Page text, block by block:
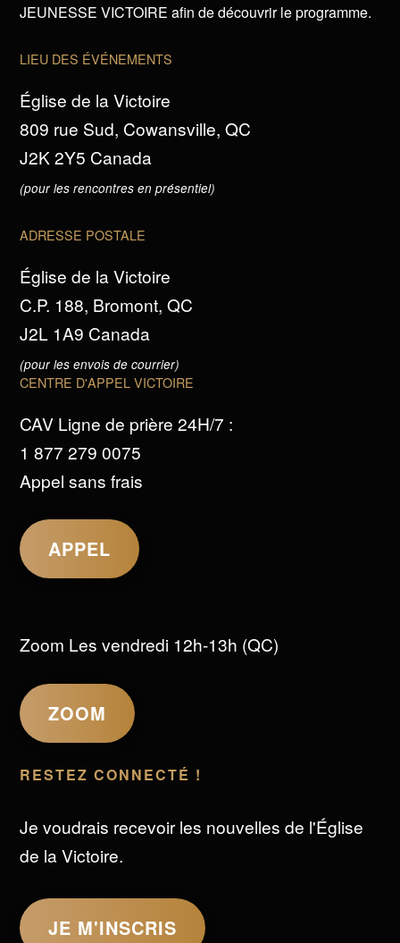
JEUNESSE VICTOIRE afin de découvrir le programme.
LIEU DES ÉVÉNEMENTS
Église de la Victoire
809 rue Sud, Cowansville, QC
J2K 2Y5 Canada
(pour les rencontres en présentiel)
ADRESSE POSTALE
Église de la Victoire
C.P. 188, Bromont, QC
J2L 1A9 Canada
(pour les envois de courrier)
CENTRE D'APPEL VICTOIRE
CAV Ligne de prière 24H/7 :
1 877 279 0075
Appel sans frais
APPEL
Zoom Les vendredi 12h-13h (QC)
ZOOM
RESTEZ CONNECTÉ !
Je voudrais recevoir les nouvelles de l'Église
de la Victoire.
JE M'INSCRIS